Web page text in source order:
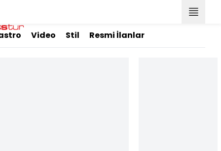
Video Stil Resmi İlanlar